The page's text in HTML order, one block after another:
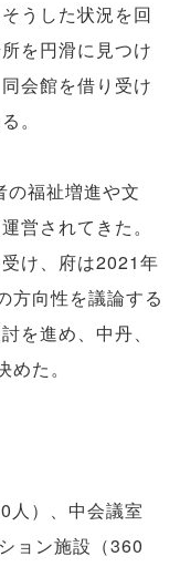
うした状況を回
を円滑に見つけ
会館を借り受け
。
福祉増進や文
営されてきた。
け、府は2021年
方向性を議論する
を進め、中丹、
た。
人）、中会議室
ョン施設（360